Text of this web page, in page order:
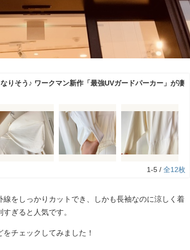
なりそう♪ ワークマン新作「最強UVガードパーカー」が凄
1-5 / 全12枚
をしっかりカットでき、しかも長袖なのに涼しく着
ぎると人気です。
チェックしてみました！